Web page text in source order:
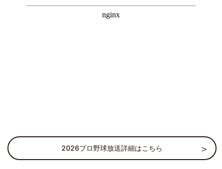
2026プロ野球放送詳細はこちら